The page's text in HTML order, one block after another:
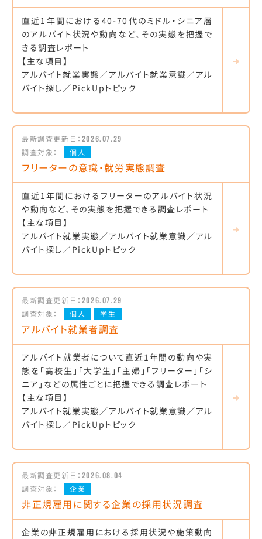
直近1年間における40-70代のミドル・シニア層
のアルバイト状況や動向など、その実態を把握で
きる調査レポート
【主な項目】
アルバイト就業実態／アルバイト就業意識／アル
バイト探し／PickUpトピック
最新調査更新日： 2026.07.29
調査対象：
個人
フリーターの意識・就労実態調査
直近1年間におけるフリーターのアルバイト状況
や動向など、その実態を把握できる調査レポート
【主な項目】
アルバイト就業実態／アルバイト就業意識／アル
バイト探し／PickUpトピック
最新調査更新日： 2026.07.29
調査対象：
個人 学生
アルバイト就業者調査
アルバイト就業者について直近1年間の動向や実
態を「高校生」「大学生」「主婦」「フリーター」「シ
ニア」などの属性ごとに把握できる調査レポート
【主な項目】
アルバイト就業実態／アルバイト就業意識／アル
バイト探し／PickUpトピック
最新調査更新日： 2026.08.04
調査対象：
企業
非正規雇用に関する企業の採用状況調査
企業の非正規雇用における採用状況や施策動向